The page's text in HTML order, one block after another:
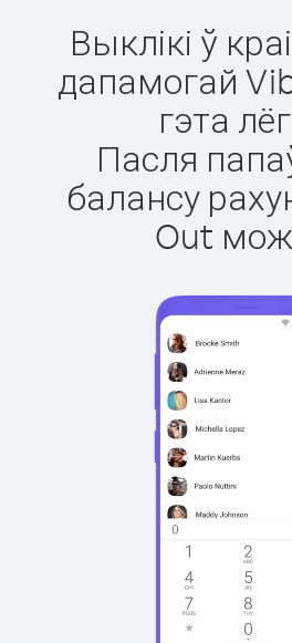
Выклікі ў
дапамогай
гэта
Пасля
балансу
Out